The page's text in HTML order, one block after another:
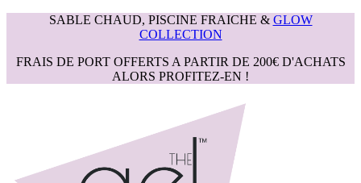
SABLE CHAUD, PISCINE FRAICHE & GLOW
COLLECTION
FRAIS DE PORT OFFERTS A PARTIR DE 200€ D'ACHATS
ALORS PROFITEZ-EN !